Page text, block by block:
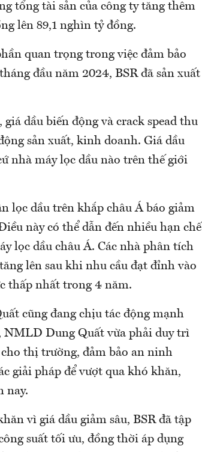
tổng tài sản của công ty tăng thêm
lên 89,1 nghìn tỷ đồng.
quan trọng trong việc đảm bảo
đầu năm 2024, BSR đã sản xuất
dầu biến động và crack spead thu
sản xuất, kinh doanh. Giá dầu
nhà máy lọc dầu nào trên thế giới
lọc dầu trên khắp châu Á báo giảm
này có thể dẫn đến nhiều hạn chế
lọc dầu châu Á. Các nhà phân tích
lên sau khi nhu cầu đạt đỉnh vào
thấp nhất trong 4 năm.
cũng đang chịu tác động mạnh
NMLD Dung Quất vừa phải duy trì
thị trường, đảm bảo an ninh
giải pháp để vượt qua khó khăn,
nay.
vì giá dầu giảm sâu, BSR đã tập
suất tối ưu, đồng thời áp dụng